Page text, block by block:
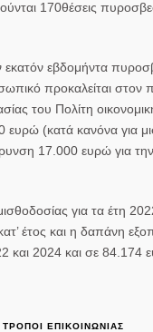
170θέσεις
εκατόν εβδομήντα
προκαλείται στον
του Πολίτη
ευρώ (κατά κανόνα για
17.000 ευρώ για
για τα έτη
έτος και η δαπάνη
και 2024 και σε 84.174
ΕΠΙΚΟΙΝΩΝΙΑΣ